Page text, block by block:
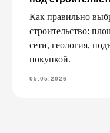
Как правильно
строительство:
сети, геология,
покупкой.
05.05.2026